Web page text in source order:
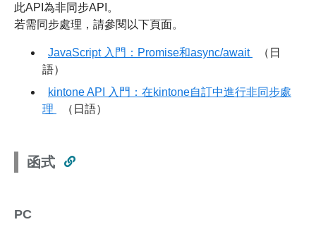
此API為非同步API。
若需同步處理，請參閱以下頁面。
JavaScript 入門：Promise和async/await
（日
語）
kintone API 入門：在kintone自訂中進行非同步處
理
（日語）
函式
PC